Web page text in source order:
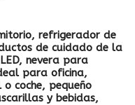
refrigerador de
de cuidado de la
nevera para
para oficina,
coche, pequeño
y bebidas,